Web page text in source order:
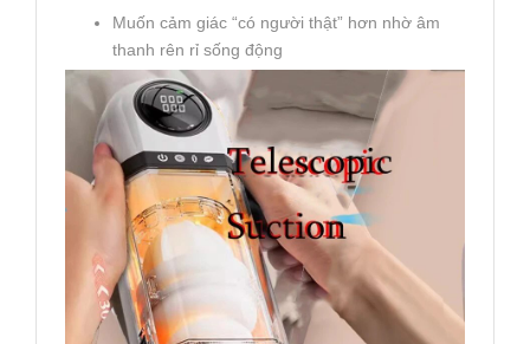
Muốn cảm giác “có người thật” hơn nhờ âm
thanh rên rỉ sống động